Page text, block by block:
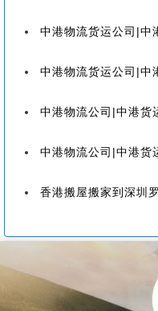
中港物流货运公司|中港搬家公司|中港
中港物流货运公司|中港搬家公司|中港
中港物流公司|中港货运公司|中港搬家
中港物流公司|中港货运公司|中港搬
香港搬屋搬家到深圳罗湖、福田、南